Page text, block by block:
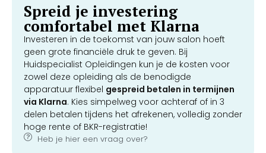
Spreid je investering
comfortabel met Klarna
Investeren in de toekomst van jouw salon hoeft
geen grote financiële druk te geven. Bij
Huidspecialist Opleidingen kun je de kosten voor
zowel deze opleiding als de benodigde
apparatuur flexibel gespreid betalen in termijnen
via Klarna. Kies simpelweg voor achteraf of in 3
delen betalen tijdens het afrekenen, volledig zonder
hoge rente of BKR-registratie!
Heb je hier een vraag over?